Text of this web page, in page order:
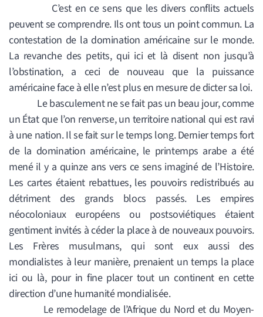
C’est en ce sens que les divers conflits actuels
peuvent se comprendre. Ils ont tous un point commun. La
contestation de la domination américaine sur le monde.
La revanche des petits, qui ici et là disent non jusqu’à
l’obstination, a ceci de nouveau que la puissance
américaine face à elle n’est plus en mesure de dicter sa loi.
Le basculement ne se fait pas un beau jour, comme
un État que l’on renverse, un territoire national qui est ravi
à une nation. Il se fait sur le temps long. Dernier temps fort
de la domination américaine, le printemps arabe a été
mené il y a quinze ans vers ce sens imaginé de l’Histoire.
Les cartes étaient rebattues, les pouvoirs redistribués au
détriment des grands blocs passés. Les empires
néocoloniaux européens ou postsoviétiques étaient
gentiment invités à céder la place à de nouveaux pouvoirs.
Les Frères musulmans, qui sont eux aussi des
mondialistes à leur manière, prenaient un temps la place
ici ou là, pour in fine placer tout un continent en cette
direction d’une humanité mondialisée.
Le remodelage de l’Afrique du Nord et du Moyen-